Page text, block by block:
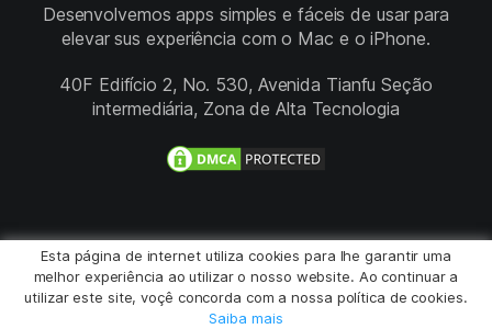
Desenvolvemos apps simples e fáceis de usar para
elevar sus experiência com o Mac e o iPhone.
40F Edifício 2, No. 530, Avenida Tianfu Seção
intermediária, Zona de Alta Tecnologia
BuhoLaunchpad
Loja
Siga-nos
Português
Esta página de internet utiliza cookies para lhe garantir uma
melhor experiência ao utilizar o nosso website. Ao continuar a
utilizar este site, voçê concorda com a nossa política de cookies.
Saiba mais